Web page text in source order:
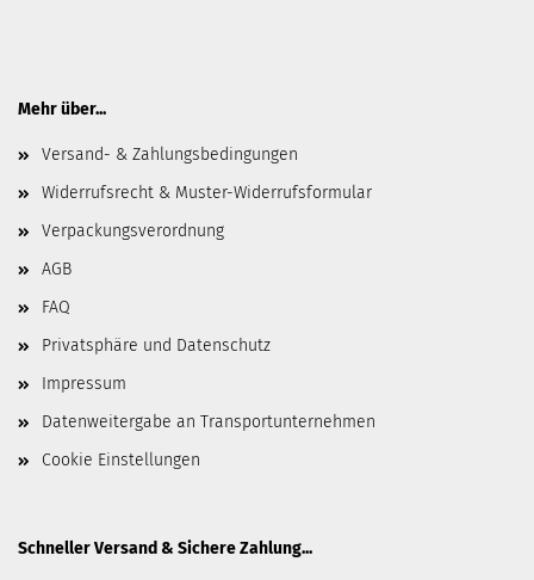
Mehr über...
Versand- & Zahlungsbedingungen
Widerrufsrecht & Muster-Widerrufsformular
Verpackungsverordnung
AGB
FAQ
Privatsphäre und Datenschutz
Impressum
Datenweitergabe an Transportunternehmen
Cookie Einstellungen
Schneller Versand & Sichere Zahlung...